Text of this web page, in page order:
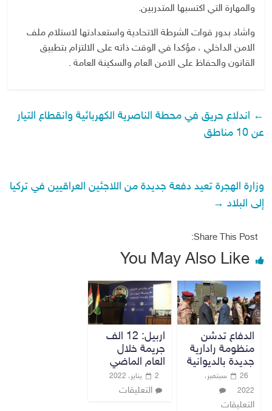
والمهارة التي اكتسبها المتدربين.
واشاد بدور قوات الشرطة الاتحادية واستعدادتها لاستلام ملف
الامن الداخلي ، مؤكدا في الوقت ذاته على الالتزام بتطبيق
القانون والحفاظ على الامن العام والسكينة العامة .
← اندلاع حريق في محطة الناصرية الكهربائية وانقطاع التيار
عن 10 مناطق
وزارة الهجرة تعيد دفعة جديدة من اللاجئين العراقيين في تركيا
إلى البلاد →
Share This Post:
You May Also Like
الدفاع تدشن
منظومة رادارية
جديدة بالديوانية
26 سبتمبر،
2022
التعليقات
اربيل: 12 الف
جريمة خلال
العام الماضي
2 يناير، 2022
التعليقات